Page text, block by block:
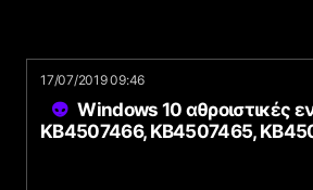
17/07/2019 09:46
Windows 10 αθροιστικές
KB4507466, KB4507465,